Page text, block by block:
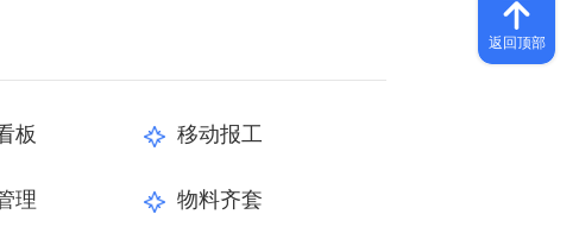
板 移动报工
理 物料齐套